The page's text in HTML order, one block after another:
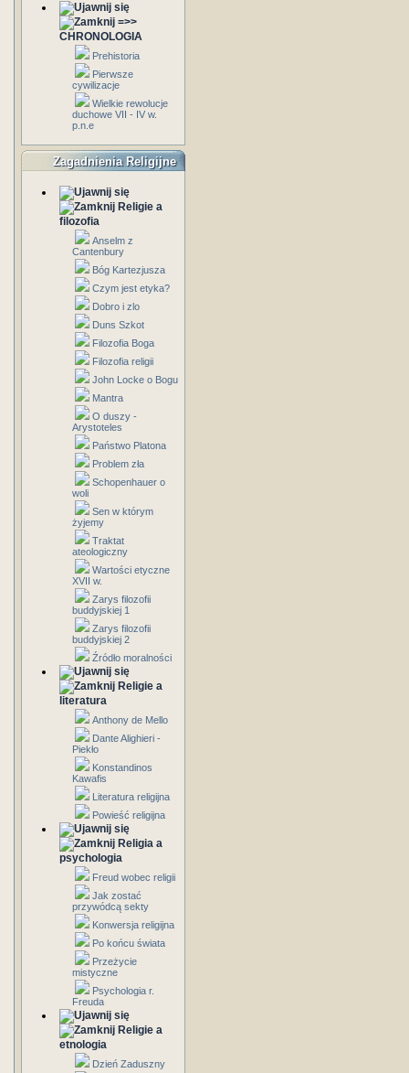
=>>
CHRONOLOGIA
Prehistoria
Pierwsze
cywilizacje
Wielkie rewolucje
duchowe VII - IV w.
p.n.e
Zagadnienia Religijne
Religie a
filozofia
Anselm z
Cantenbury
Bóg Kartezjusza
Czym jest etyka?
Dobro i zlo
Duns Szkot
Filozofia Boga
Filozofia religii
John Locke o Bogu
Mantra
O duszy -
Arystoteles
Państwo Platona
Problem zła
Schopenhauer o
woli
Sen w którym
żyjemy
Traktat
ateologiczny
Wartości etyczne
XVII w.
Zarys filozofii
buddyjskiej 1
Zarys filozofii
buddyjskiej 2
Źródło moralności
Religie a
literatura
Anthony de Mello
Dante Alighieri -
Piekło
Konstandinos
Kawafis
Literatura religijna
Powieść religijna
Religia a
psychologia
Freud wobec religii
Jak zostać
przywódcą sekty
Konwersja religijna
Po końcu świata
Przeżycie
mistyczne
Psychologia r.
Freuda
Religie a
etnologia
Dzień Zaduszny